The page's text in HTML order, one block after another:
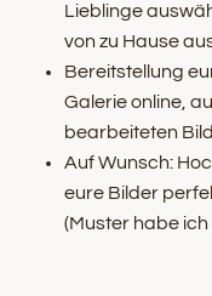
Lieblinge
von zu Hause
Bereitstellung
Galerie online,
bearbeiteten
Auf Wunsch:
eure Bilder
(Muster habe ich